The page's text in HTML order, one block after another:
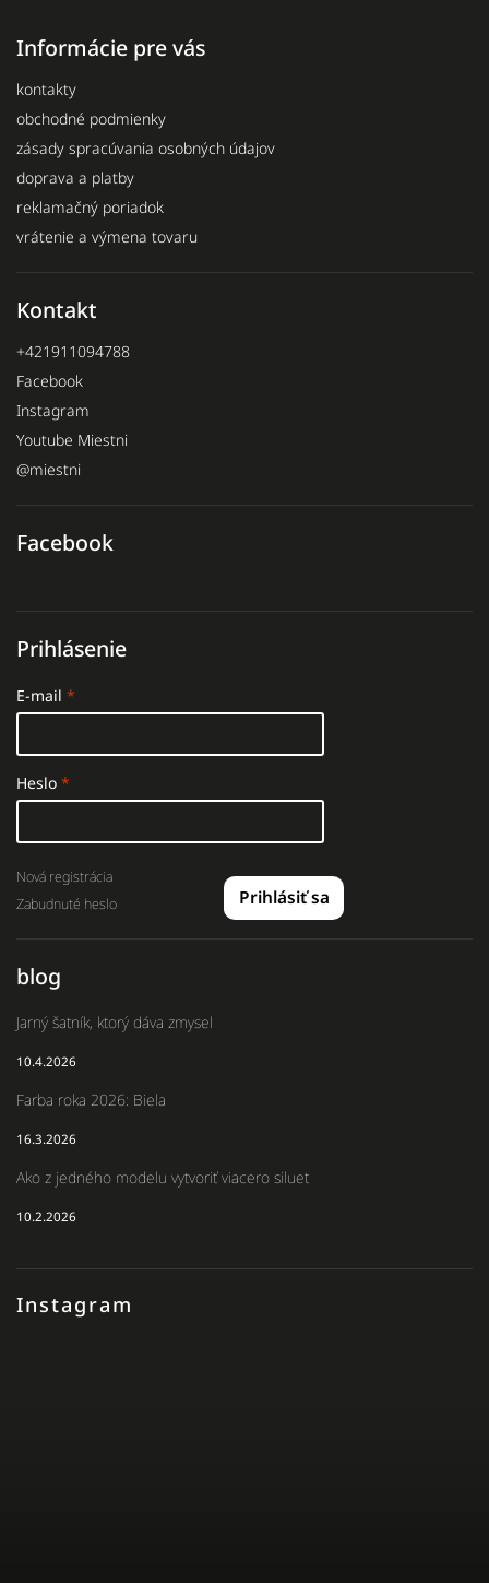
Informácie pre vás
kontakty
obchodné podmienky
zásady spracúvania osobných údajov
doprava a platby
reklamačný poriadok
vrátenie a výmena tovaru
Kontakt
+421911094788
Facebook
Instagram
Youtube Miestni
@miestni
Facebook
Instagram
Prihlásenie
E-mail
Heslo
Prihlásiť sa
Nová registrácia
Zabudnuté heslo
blog
Jarný šatník, ktorý dáva zmysel
10.4.2026
Farba roka 2026: Biela
16.3.2026
Ako z jedného modelu vytvoriť viacero siluet
10.2.2026